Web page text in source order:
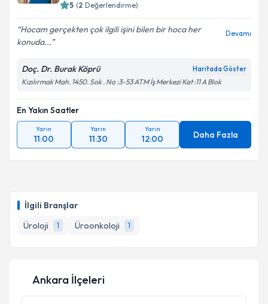
İlgili Branşlar
Üroloji
1 Üroonkoloji 1
5 (2 Değerlendirme)
Hocam gerçekten çok ilgili işini bilen bir hoca her
konuda...
Devamı
Doç. Dr. Burak Köprü Haritada Göster
Kızılırmak Mah. 1450. Sok . No :3-53 ATM İş Merkezi Kat :11 A Blok
En Yakın Saatler
Yarın
11:00
Yarın
11:30
Yarın
12:00 Daha Fazla
Ankara İlçeleri